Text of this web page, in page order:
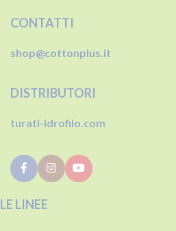
CONTATTI
shop@cottonplus.it
DISTRIBUTORI
turati-idrofilo.com
LE LINEE